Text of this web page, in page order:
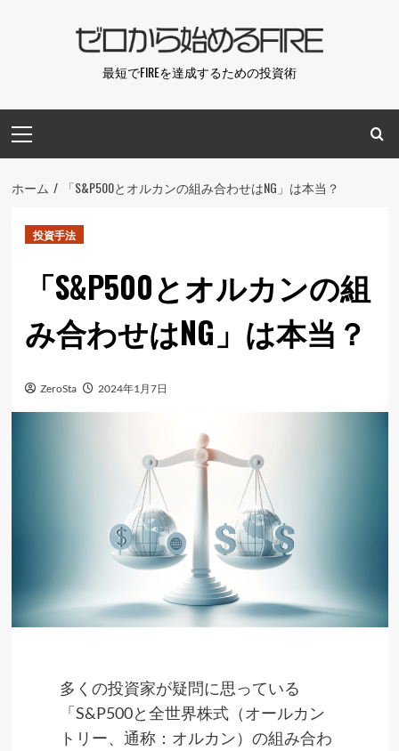
ス
ッ
最短でFIREを達成するための投資術
イ
ン
メ
ホーム 「S&P500とオルカンの組み合わせはNG」は本当？
投資手法
「S&P500とオルカンの組
み合わせはNG」は本当？
ZeroSta 2024年1月7日
多くの投資家が疑問に思っている
「S&P500と全世界株式（オールカン
トリー、通称：オルカン）の組み合わ